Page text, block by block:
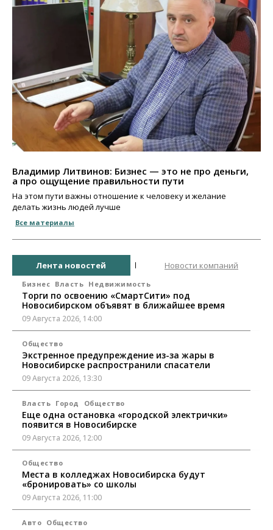
Владимир Литвинов: Бизнес — это не про деньги,
а про ощущение правильности пути
На этом пути важны отношение к человеку и желание
делать жизнь людей лучше
Все материалы
Лента новостей Новости компаний
Бизнес Власть Недвижимость
Торги по освоению «СмартСити» под
Новосибирском объявят в ближайшее время
09 Августа 2026, 14:00
Общество
Экстренное предупреждение из-за жары в
Новосибирске распространили спасатели
09 Августа 2026, 13:30
Власть Город Общество
Еще одна остановка «городской электрички»
появится в Новосибирске
09 Августа 2026, 12:00
Общество
Места в колледжах Новосибирска будут
«бронировать» со школы
09 Августа 2026, 11:00
Авто Общество